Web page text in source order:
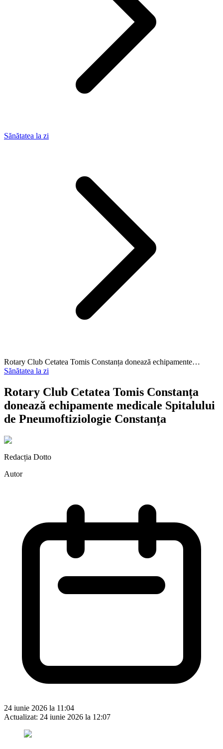
Sănătatea la zi
Rotary Club Cetatea Tomis Constanța donează echipamente…
Sănătatea la zi
Rotary Club Cetatea Tomis Constanța
donează echipamente medicale Spitalului
de Pneumoftiziologie Constanța
Redacția Dotto
Autor
24 iunie 2026 la 11:04
Actualizat: 24 iunie 2026 la 12:07